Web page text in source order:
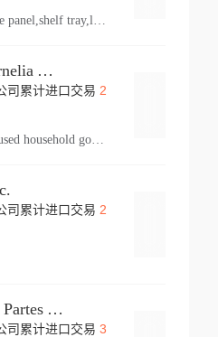
Russell James Cornelia Arlington Va
司累计进口交易 2
personal effect,used household goods
司累计进口交易 2
Dpm Draexlmaier Partes Automotrices Corr Ind Huejotzingo
司累计进口交易 3